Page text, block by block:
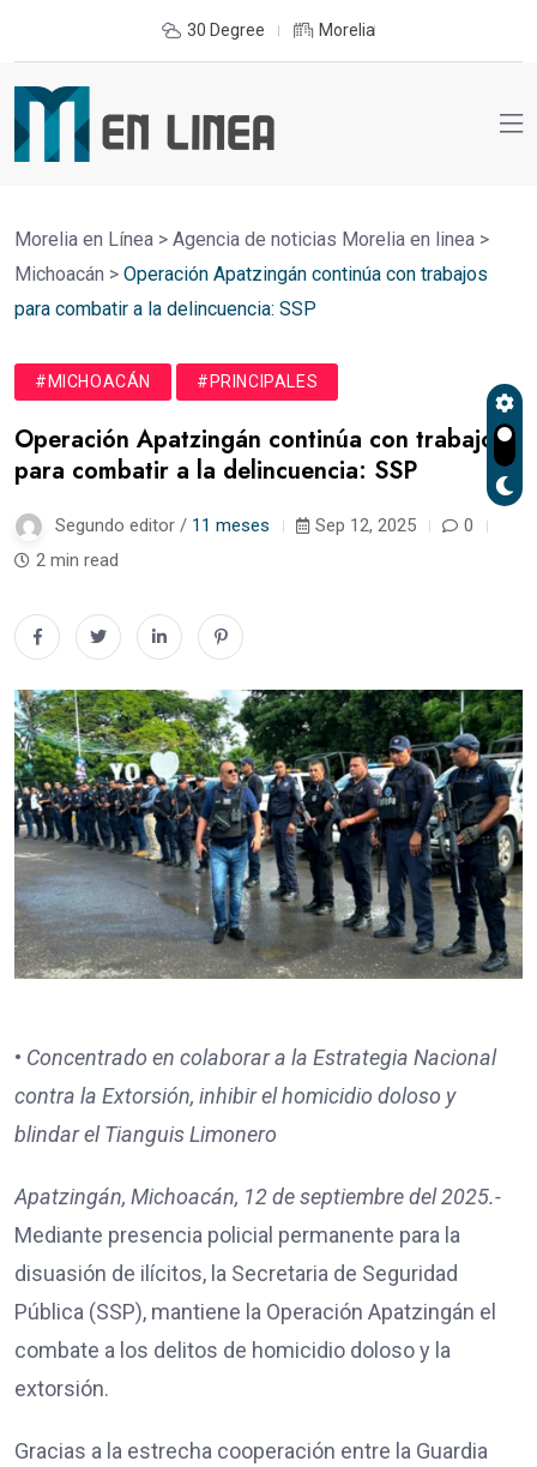
30 Degree Morelia
Morelia en Línea > Agencia de noticias Morelia en linea >
Michoacán > Operación Apatzingán continúa con trabajos
para combatir a la delincuencia: SSP
#MICHOACÁN #PRINCIPALES
Operación Apatzingán continúa con trabajos
para combatir a la delincuencia: SSP
Segundo editor / 11 meses Sep 12, 2025
0
2 min read
• Concentrado en colaborar a la Estrategia Nacional
contra la Extorsión, inhibir el homicidio doloso y
blindar el Tianguis Limonero
Apatzingán, Michoacán, 12 de septiembre del 2025.-
Mediante presencia policial permanente para la
disuasión de ilícitos, la Secretaria de Seguridad
Pública (SSP), mantiene la Operación Apatzingán el
combate a los delitos de homicidio doloso y la
extorsión.
Gracias a la estrecha cooperación entre la Guardia